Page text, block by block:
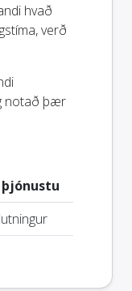
hvað
verð
notað þær